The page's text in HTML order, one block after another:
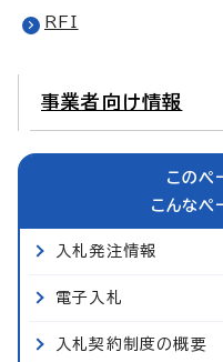
RFI
事業者向け情報
このペ
こんなペ
入札発注情報
電子入札
入札契約制度の概要